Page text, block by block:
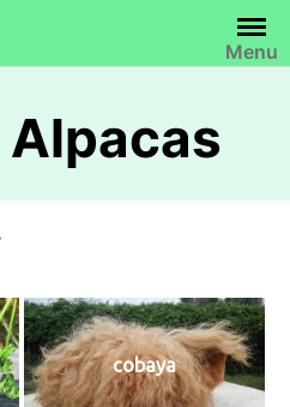
Menu
cobaya